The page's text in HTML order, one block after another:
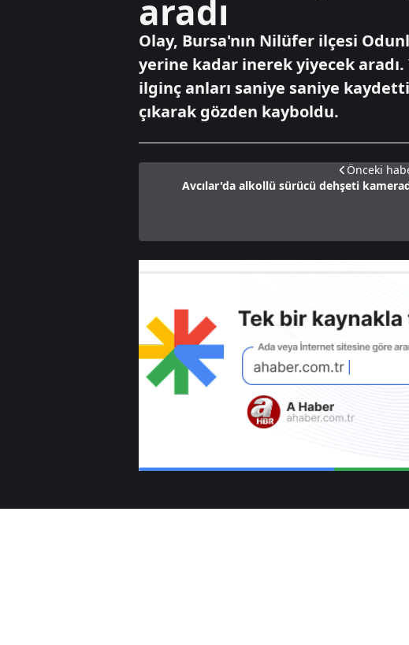
aradı
Olay, Bursa'nın Nilüfer ilçesi
yerine kadar inerek yiyecek
ilginç anları saniye saniye
çıkarak gözden kayboldu.
Önceki
Avcılar'da alkollü sürücü dehşeti